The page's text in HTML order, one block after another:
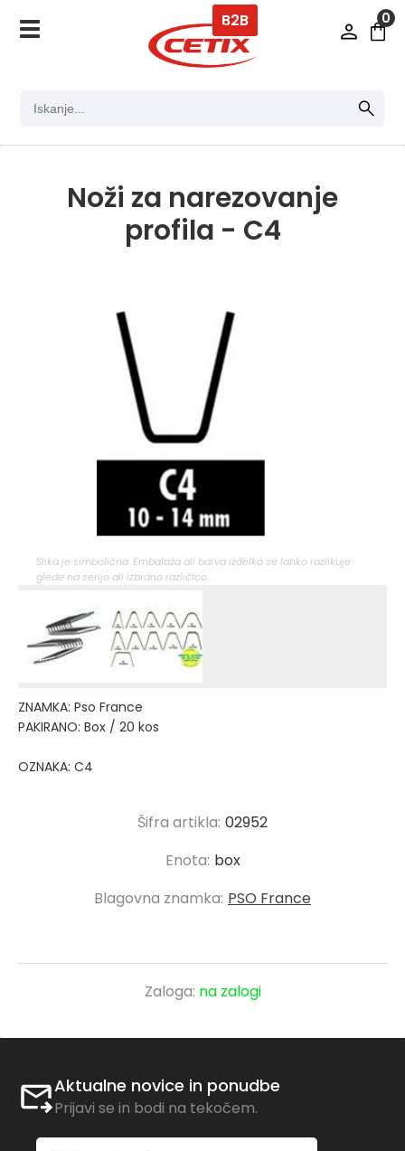
0
B2B
Noži za narezovanje
profila - C4
Slika je simbolična. Embalaža ali barva izdelka se lahko razlikuje
glede na serijo ali izbrano različico.
ZNAMKA: Pso France
PAKIRANO: Box / 20 kos
OZNAKA: C4
Šifra artikla: 02952
Enota: box
Blagovna znamka: PSO France
Zaloga: na zalogi
Aktualne novice in ponudbe
Prijavi se in bodi na tekočem.